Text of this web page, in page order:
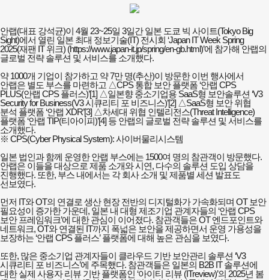
안랩(대표 강석균)이 4월 23~25일 3일간 일본 도쿄 빅 사이트(Tokyo Big
Sight)에서 열린 일본 최대 정보기술(IT) 전시회 ‘Japan IT Week Spring
2025(재팬 IT 위크) (https://www.japan-it.jp/spring/en-gb.html)’에 참가해 안랩의
글로벌 전략 솔루션 및 서비스를 소개했다.
약 1000개 기업이 참가하고 약 7만 명(추산)이 방문한 이번 행사에서
안랩은 별도 부스를 마련하고 △CPS 통합 보안 플랫폼 ‘안랩 CPS
PLUS(안랩 CPS 플러스)’[1] △일본향 중소기업용 SaaS형 보안솔루션 ‘V3
Security for Business(V3 시큐리티 포 비즈니스)’[2] △SaaS형 보안 위협
분석 플랫폼 ‘안랩 XDR’[3] △차세대 위협 인텔리전스(Threat Intelligence)
플랫폼 ‘안랩 TIP(티아이피)’[4] 등 안랩의 글로벌 전략 솔루션 및 서비스를
소개했다.
※ CPS(Cyber Physical System): 사이버물리시스템
일본 법인과 함께 운영한 안랩 부스에는 1500여 명의 참관객이 방문했다.
안랩은 이들을 대상으로 제품 소개와 시연, 다수의 솔루션 도입 상담을
진행했다. 또한, 부스 내에서는 각 회사 소개 및 제품별 세션 발표도
선보였다.
먼저 IT와 OT의 연결로 생산 현장 전반의 디지털화가 가속화되며 OT 보안
필요성이 증가한 가운데, 일본 내 대형 제조기업 관계자들의 ‘안랩 CPS
보안 프레임워크’에 대한 관심이 이어졌다. 참관객들은 OT 엔드포인트와
네트워크, OT와 연결된 IT까지 폭넓은 보안을 제공하면서 운영 가용성을
보장하는 ‘안랩 CPS 플러스’ 플랫폼에 대해 높은 관심을 보였다.
또한, 많은 중소기업 관계자들이 클라우드 기반 보안관리 솔루션 ‘V3
시큐리티 포 비즈니스’에 주목했다. 참관객들은 일본의 B2B IT 솔루션에
대한 실제 사용자 리뷰 기반 플랫폼인 ‘아이티 리뷰 (ITreview)’의 2025년 봄